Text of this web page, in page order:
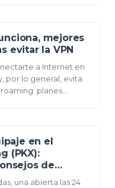
mejores
evitar la VPN
a Internet en
por lo general, evita
planes
en el
(PKX):
de
una abierta las 24